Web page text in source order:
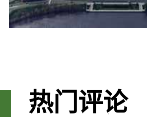
热门评论